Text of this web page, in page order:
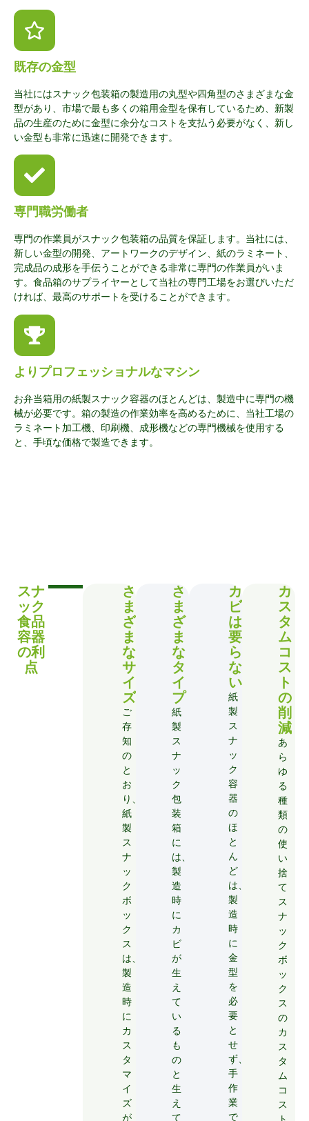
既存の金型
当社にはスナック包装箱の製造用の丸型や四角型のさまざまな金
型があり、市場で最も多くの箱用金型を保有しているため、新製
品の生産のために金型に余分なコストを支払う必要がなく、新し
い金型も非常に迅速に開発できます。
専門職労働者
専門の作業員がスナック包装箱の品質を保証します。当社には、
新しい金型の開発、アートワークのデザイン、紙のラミネート、
完成品の成形を手伝うことができる非常に専門の作業員がいま
す。食品箱のサプライヤーとして当社の専門工場をお選びいただ
ければ、最高のサポートを受けることができます。
よりプロフェッショナルなマシン
お弁当箱用の紙製スナック容器のほとんどは、製造中に専門の機
械が必要です。箱の製造の作業効率を高めるために、当社工場の
ラミネート加工機、印刷機、成形機などの専門機械を使用する
と、手頃な価格で製造できます。
スナ
ック
食品
容器
の利
点
さ
ま
ざ
ま
な
サ
イ
ズ
ご
存
知
の
と
お
り、
紙
製
ス
ナ
ッ
ク
ボ
ッ
ク
ス
は、
製
造
時
に
カ
ス
タ
マ
イ
ズ
が
さ
ま
ざ
ま
な
タ
イ
プ
紙
製
ス
ナ
ッ
ク
包
装
箱
に
は、
製
造
時
に
カ
ビ
が
生
え
て
い
る
も
の
と
生
え
て
カ
ビ
は
要
ら
な
い
紙
製
ス
ナ
ッ
ク
容
器
の
ほ
と
ん
ど
は、
製
造
時
に
金
型
を
必
要
と
せ
ず、
手
作
業
で
カ
ス
タ
ム
コ
ス
ト
の
削
減
あ
ら
ゆ
る
種
類
の
使
い
捨
て
ス
ナ
ッ
ク
ボ
ッ
ク
ス
の
カ
ス
タ
ム
コ
ス